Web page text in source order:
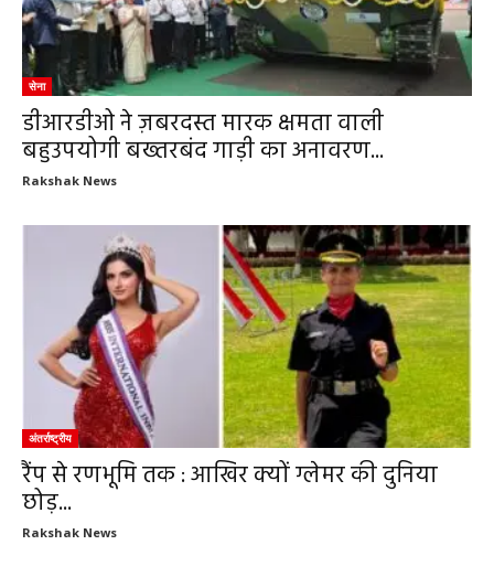
सेना
डीआरडीओ ने ज़बरदस्त मारक क्षमता वाली
बहुउपयोगी बख्तरबंद गाड़ी का अनावरण...
Rakshak News
अंतर्राष्ट्रीय
रैंप से रणभूमि तक : आखिर क्यों ग्लेमर की दुनिया
छोड़...
Rakshak News